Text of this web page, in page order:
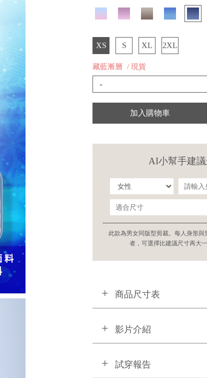
XS S XL 2XL
藏藍漸層 / 現貨
-
加入購物車
AI小幫手建
此款為男女同版型剪裁。每人身形
者，可選擇比建議尺寸再大
商品尺寸表
影片介紹
試穿報告